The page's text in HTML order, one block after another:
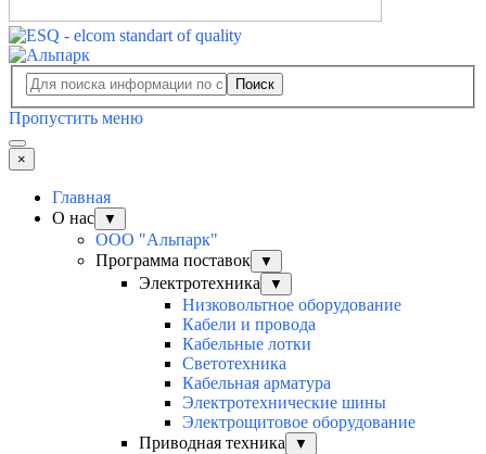
Поиск
Пропустить меню
×
Главная
О нас
▼
ООО "Альпарк"
Программа поставок
▼
Электротехника ▼
Низковольтное оборудование
Кабели и провода
Кабельные лотки
Светотехника
Кабельная арматура
Электротехнические шины
Электрощитовое оборудование
Приводная техника
▼